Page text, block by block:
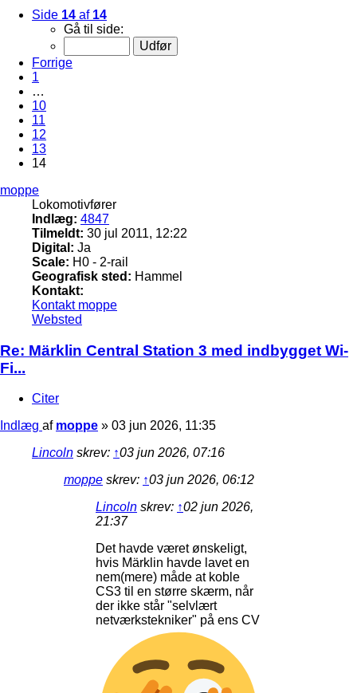
Side 14 af 14
Gå til side:
Forrige
1
…
10
11
12
13
14
moppe
Lokomotivfører
Indlæg: 4847
Tilmeldt: 30 jul 2011, 12:22
Digital: Ja
Scale: H0 - 2-rail
Geografisk sted: Hammel
Kontakt:
Kontakt moppe
Websted
Re: Märklin Central Station 3 med indbygget Wi-
Fi...
Citer
Indlæg af moppe » 03 jun 2026, 11:35
Lincoln skrev: ↑03 jun 2026, 07:16
moppe skrev: ↑03 jun 2026, 06:12
Lincoln skrev: ↑02 jun 2026,
21:37
Det havde været ønskeligt,
hvis Märklin havde lavet en
nem(mere) måde at koble
CS3 til en større skærm, når
der ikke står "selvlært
netværkstekniker" på ens CV